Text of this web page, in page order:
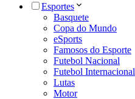
Esportes
Basquete
Copa do Mundo
eSports
Famosos do Esporte
Futebol Nacional
Futebol Internacional
Lutas
Motor